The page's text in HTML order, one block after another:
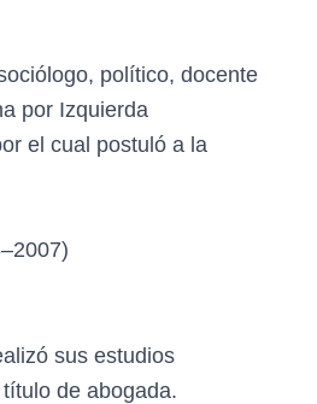
político, docente
por Izquierda
el cual postuló a la
sus estudios
de abogada.